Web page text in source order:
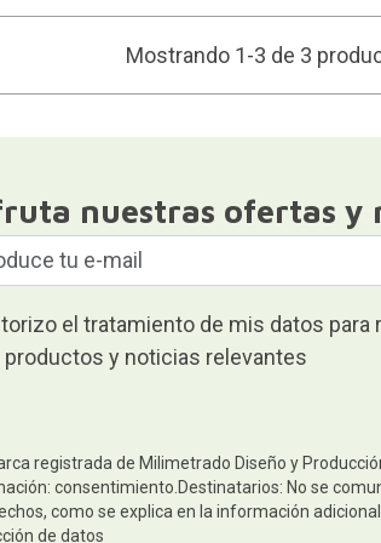
Mostrando 1-3 de 3
nuestras ofertas y
el tratamiento de mis datos para
productos y noticias relevantes
registrada de Milimetrado Diseño y
consentimiento.Destinatarios: No se
como se explica en la información
de datos